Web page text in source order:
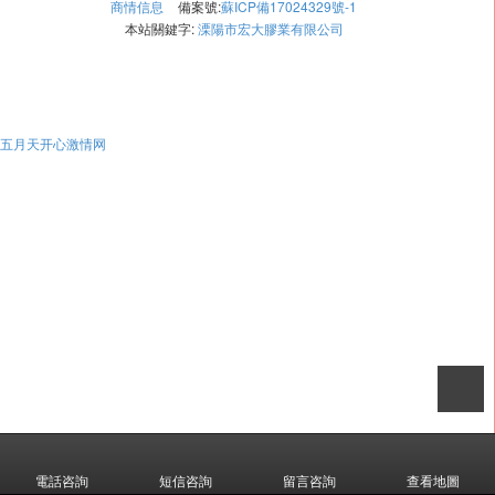
商情信息 備案號:蘇ICP備17024329號-1
本站關鍵字:溧陽市宏大膠業有限公司
電話咨詢 短信咨詢 留言咨詢 查看地圖
五月天开心激情网